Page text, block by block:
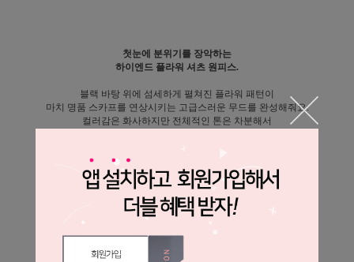
첫눈에 분위기를 장악하는
하이엔드 플라워 셔츠 원피스.
블랙 바탕 위에 섬세하게 펼쳐진 플라워 패턴이
마치 명품 스카프를 연상시키는 고급스러운 무드를 완성해줘요.
컬러감은 화사하지만 전체적인 톤은 차분해서
셔츠형 디자인으로 단정함은 살리고,
허리 스트랩으로 라인을 잡아주어
자연스럽게 슬림한 실루엣을 연출해줍니다.
격식 있는 자리부터 데일리하게까지,
고급스러운 감성의 셔츠 원피스로 추천드려요.